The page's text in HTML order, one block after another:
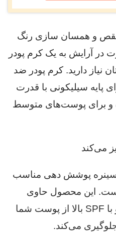
و همسان سازی رنگ
آرایش به یک کرم پودر
نیاز دارید. کرم پودر ضد
شماره 1 دارای پایه سیلیکونی با قدرت
و برای پوست‌های متوسط
می‌کند
سینره پوشش دهی مناسب
این محصول حاوی
ترکیبات ضد چروک است و با SPF بالا از پوست شما
می‌کند.